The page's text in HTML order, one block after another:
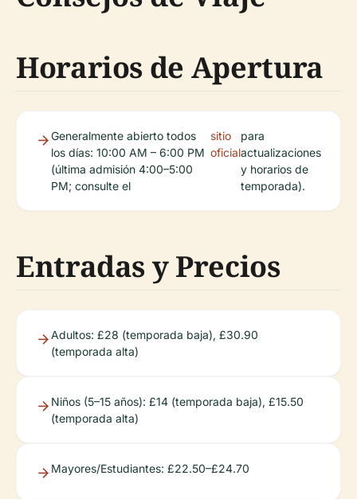
Horarios de Apertura
Generalmente abierto todos
los días: 10:00 AM – 6:00 PM
(última admisión 4:00–5:00
PM; consulte el
sitio
oficial
para
actualizaciones
y horarios de
temporada).
Entradas y Precios
Adultos: £28 (temporada baja), £30.90
(temporada alta)
Niños (5–15 años): £14 (temporada baja), £15.50
(temporada alta)
Mayores/Estudiantes: £22.50–£24.70